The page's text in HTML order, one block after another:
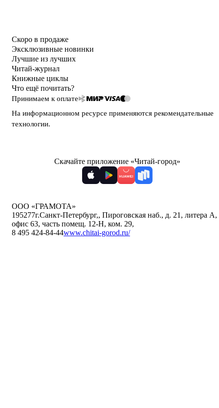
Скоро в продаже
Эксклюзивные новинки
Лучшие из лучших
Читай-журнал
Книжные циклы
Что ещё почитать?
Принимаем к оплате
На информационном ресурсе применяются рекомендательные
технологии.
Скачайте приложение «Читай-город»
ООО «ГРАМОТА»
195277г.Санкт-Петербург,, Пироговская наб., д. 21, литера А,
офис 63, часть помещ. 12-Н, ком. 29,
8 495 424-84-44www.chitai-gorod.ru/